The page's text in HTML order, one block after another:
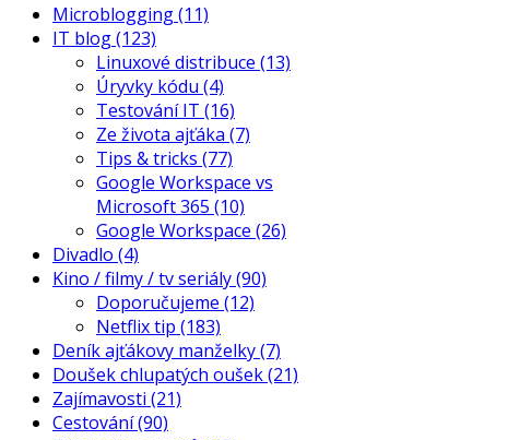
Microblogging(11)
IT blog(123)
Linuxové distribuce (13)
Úryvky kódu (4)
Testování IT (16)
Ze života ajťáka (7)
Tips & tricks (77)
Google Workspace vs
Microsoft 365 (10)
Google Workspace (26)
Divadlo (4)
Kino / filmy / tv seriály(90)
Doporučujeme (12)
Netflix tip (183)
Deník ajťákovy manželky(7)
Doušek chlupatých oušek(21)
Zajímavosti (21)
Cestování(90)